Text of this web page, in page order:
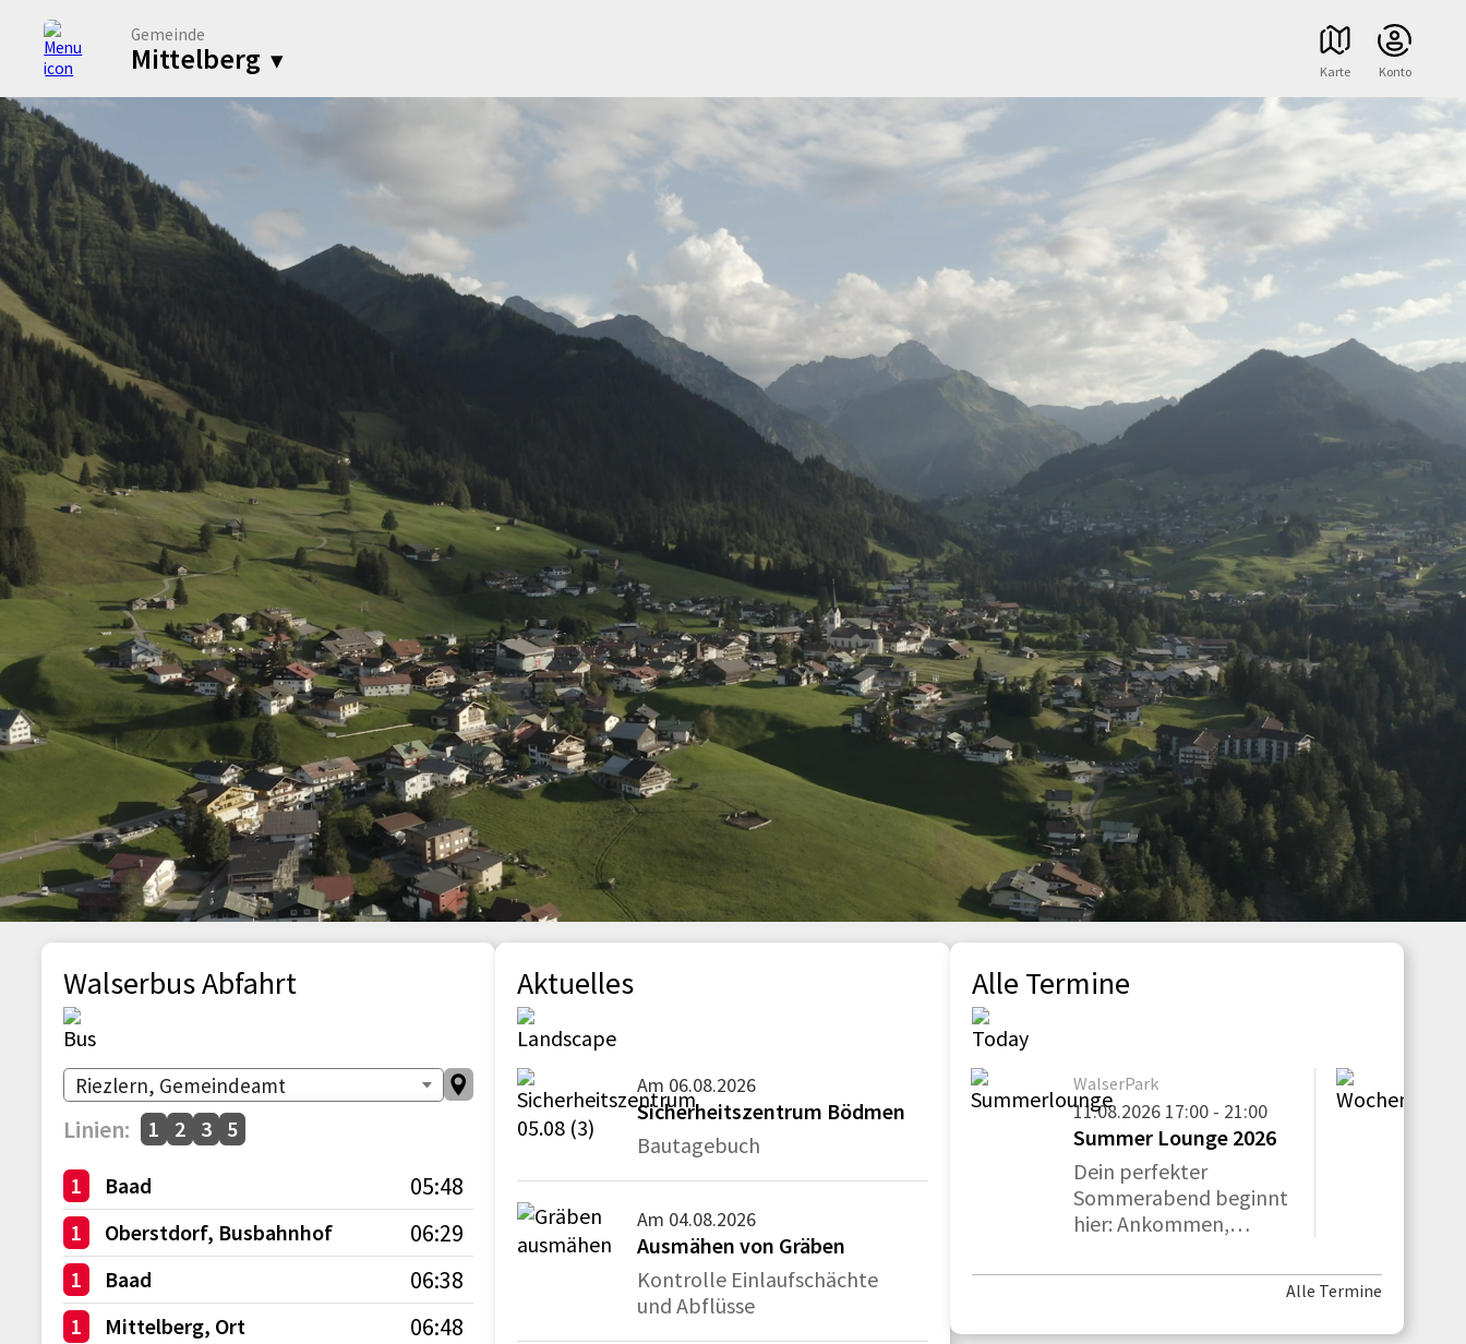
Gemeinde
Mittelberg ▾ Karte Konto
Walserbus Abfahrt
Linien: 1 2 3 5
1 Baad 05:48
1 Oberstdorf, Busbahnhof 06:29
1 Baad 06:38
1 Mittelberg, Ort 06:48
Aktuelles
Am 06.08.2026
Sicherheitszentrum Bödmen
Bautagebuch
Am 04.08.2026
Ausmähen von Gräben
Kontrolle Einlaufschächte
und Abflüsse
Alle Termine
WalserPark
11.08.2026 17:00 - 21:00
Summer Lounge 2026
Dein perfekter
Sommerabend beginnt
hier: Ankommen,
genießen.
Alle Termine